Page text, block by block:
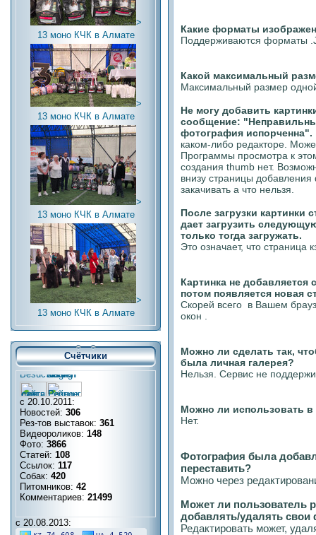
>
13 моно КЧК в Алмате
>
13 моно КЧК в Алмате
>
13 моно КЧК в Алмате
>
13 моно КЧК в Алмате
Счётчики
с 20.10.2011:
Новостей: 306
Рез-тов выставок: 361
Видеороликов: 148
Фото: 3866
Статей: 108
Ссылок: 117
Собак: 420
Питомников: 42
Комментариев: 21499
с 20.08.2013:
Какие форматы
Поддерживаются форматы
Какой максимальный
Максимальный размер
Не могу добавить
сообщение:
фотография испорченна".
каком-либо редакторе.
Программы просмотра к
создания thumb нет.
внизу страницы
закачивать а что нельзя.
После загрузки картинки
дает загрузить
только тогда загружать.
Это означает, что страница
Картинка не добавляется
потом появляется новая
Скорей всего в Вашем
окон .
Можно ли сделать так,
была личная галерея?
Нельзя. Сервис не
Можно ли использовать
Нет.
Фотография была
переставить?
Можно через
Может ли пользователь
добавлять/удалять свои
Редактировать может,